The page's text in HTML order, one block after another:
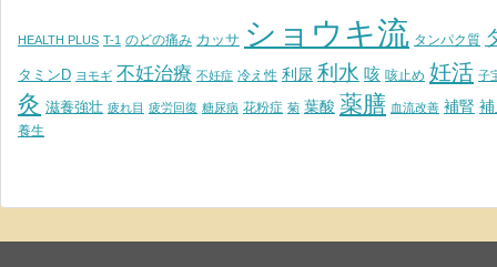
HEALTH PLUS T-1 のどの痛み カッサ ショウキ流 タンパク質
タミンD ヨモギ 不妊治療 不妊症 冷え性 利尿 利水 咳 咳止め 妊活 子
灸 滋養強壮 疲れ目 疲労回復 糖尿病 花粉症 菊 葉酸 薬膳 血流改善 補腎
養生